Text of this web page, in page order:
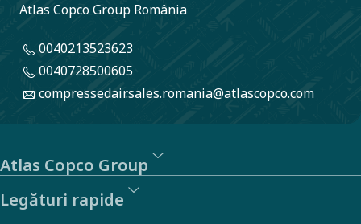
Atlas Copco Group România
0040213523623
0040728500605
compressedair.sales.romania@atlascopco.com
Atlas Copco Group
Legături rapide